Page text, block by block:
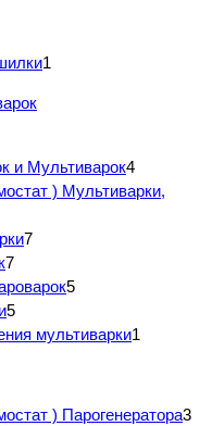
1
и Мультиварок4
) Мультиварки,
7
7
5
5
мультиварки1
) Парогенератора3